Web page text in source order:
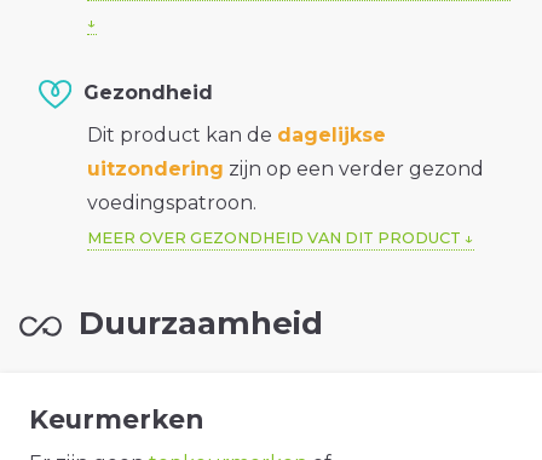
Gezondheid
Dit product kan de dagelijkse
uitzondering zijn op een verder gezond
voedingspatroon.
MEER OVER GEZONDHEID VAN DIT PRODUCT
Duurzaamheid
Keurmerken